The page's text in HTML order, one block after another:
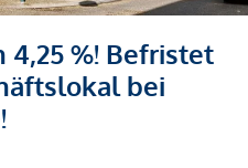
%! Befristet
bei